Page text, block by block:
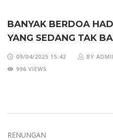
BANYAK BERDOA
YANG SEDANG TAK
09/04/2025 15:42
BY
996 VIEWS
RENUNGAN